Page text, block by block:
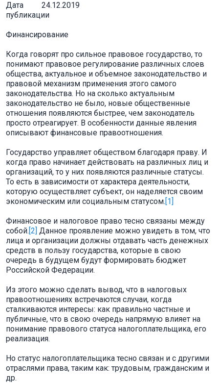
Дата
публикации
24.12.2019
Финансирование
Когда говорят про сильное правовое государство, то
понимают правовое регулирование различных слоев
общества, актуальное и объемное законодательство и
правовой механизм применения этого самого
законодательства. Но на сколько актуальным
законодательство не было, новые общественные
отношения появляются быстрее, чем законодатель
просто отреагирует. В особенности данные явления
описывают финансовые правоотношения.
Государство управляет обществом благодаря праву. И
когда право начинает действовать на различных лиц и
организаций, то у них появляются различные статусы.
То есть в зависимости от характера деятельности,
которую осуществляет субъект, он наделяется своим
экономическим или социальным статусом.[1]
Финансовое и налоговое право тесно связаны между
собой.[2] Данное проявление можно увидеть в том, что
лица и организации должны отдавать часть денежных
средств в пользу государства, которые в свою
очередь в будущем будут формировать бюджет
Российской Федерации.
Из этого можно сделать вывод, что в налоговых
правоотношениях встречаются случаи, когда
сталкиваются интересы: как правильно частные и
публичные, что в свою очередь напрямую влияет на
понимание правового статуса налогоплательщика, его
реализация.
Но статус налогоплательщика тесно связан и с другими
отраслями права, таким как: трудовым, гражданским и
др.